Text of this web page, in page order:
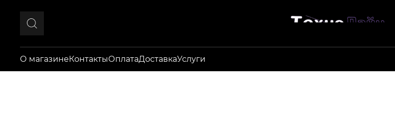
О магазинеКонтактыОплатаДоставкаУслуги